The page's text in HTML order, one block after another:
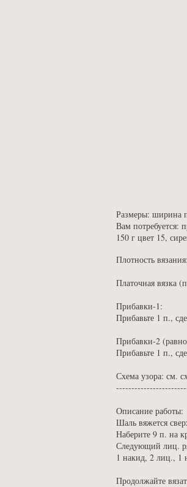
Размеры: ширина
Вам потребуется:
150 г цвет 15,
Плотность
Платочная вязка
Прибавки-1:
Прибавьте 1 п.,
Прибавки-2
Прибавьте 1 п.,
Схема узора: см.
Описание работы:
Шаль вяжется
Наберите 9 п. на
Следующий лиц.
1 накид, 2 лиц., 1
Продолжайте